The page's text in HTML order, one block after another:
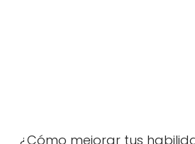
¿Cómo mejorar tus